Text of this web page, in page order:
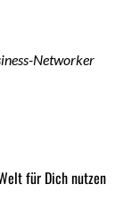
Networker
für Dich nutzen